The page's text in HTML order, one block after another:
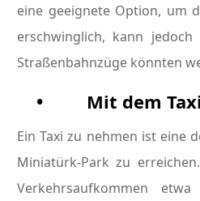
eine geeignete Option, um
erschwinglich, kann
Straßenbahnzüge könnten
• Mit dem
Ein Taxi zu nehmen ist eine
Miniatürk-Park zu
Verkehrsaufkommen